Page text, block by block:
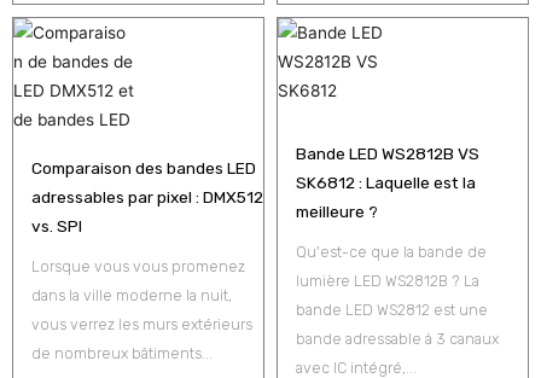
Comparaison des bandes LED
adressables par pixel : DMX512
vs. SPI
Lorsque vous vous promenez
dans la ville moderne la nuit,
vous verrez les murs extérieurs
de nombreux bâtiments...
Bande LED WS2812B VS
SK6812 : Laquelle est la
meilleure ?
Qu'est-ce que la bande de
lumière LED WS2812B ? La
bande LED WS2812 est une
bande adressable à 3 canaux
avec IC intégré,...